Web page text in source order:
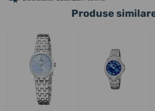
Produse